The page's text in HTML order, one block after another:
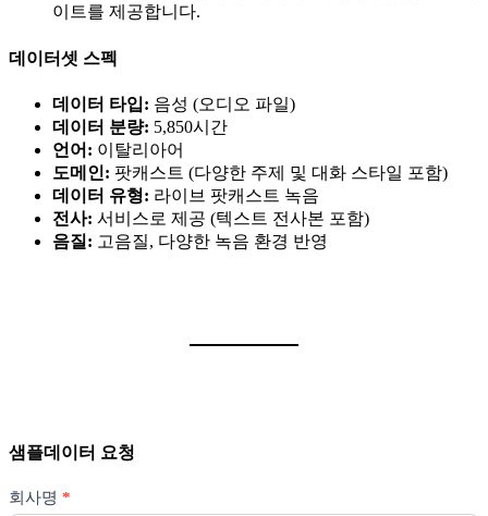
이트를 제공합니다.
데이터셋 스펙
데이터 타입: 음성 (오디오 파일)
데이터 분량: 5,850시간
언어: 이탈리아어
도메인: 팟캐스트 (다양한 주제 및 대화 스타일 포함)
데이터 유형: 라이브 팟캐스트 녹음
전사: 서비스로 제공 (텍스트 전사본 포함)
음질: 고음질, 다양한 녹음 환경 반영
샘플데이터 요청
플
회사명 *